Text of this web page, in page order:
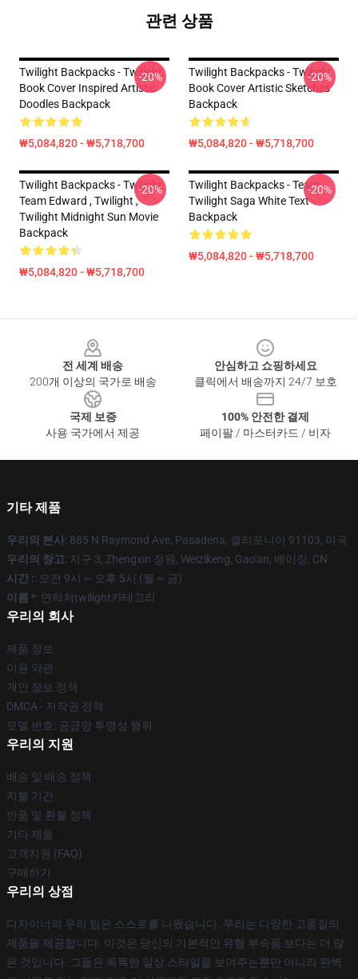
관련 상품
Twilight Backpacks - Twilight
Book Cover Inspired Artistic
Doodles Backpack
₩5,084,820 - ₩5,718,700
-20%
Twilight Backpacks - Twilight
Book Cover Artistic Sketches
Backpack
₩5,084,820 - ₩5,718,700
-20%
Twilight Backpacks - Twilight
Team Edward , Twilight ,
Twilight Midnight Sun Movie
Backpack
₩5,084,820 - ₩5,718,700
-20%
Twilight Backpacks - Team
Twilight Saga White Text
Backpack
₩5,084,820 - ₩5,718,700
-20%
전 세계 배송
200개 이상의 국가로 배송
안심하고 쇼핑하세요
클릭에서 배송까지 24/7 보호
국제 보증
사용 국가에서 제공
100% 안전한 결제
페이팔 / 마스터카드 / 비자
기타 제품
우리의 본사: 885 N Raymond Ave, Pasadena, 캘리포니아 91103, 미국
우리의 창고: 지구 3, Zhengxin 정원, Weizikeng, Gao'an, 베이징, CN
시간 :: 오전 9시 ~ 오후 5시 (월 ~ 금)
이름 *: 연락처twilight카테고리
우리의 회사
제품 정보
이용 약관
개인 정보 정책
DMCA - 저작권 정책
모델 번호: 공급망 투명성 행위
우리의 지원
배송 및 배송 정책
지불 기간
반품 및 환불 정책
기타 제품
고객지원 (FAQ)
구매하기
우리의 상점
디자이너의 우리 팀은 스스로를 나왔습니다. 우리는 다양한 고품질의
제품을 제공합니다. 이것은 당신의 기본적인 유행 부속품 보다는 더 많
은 것입니다. 그들은 독특한 일상 스타일을 보여주는뿐만 아니라 완벽